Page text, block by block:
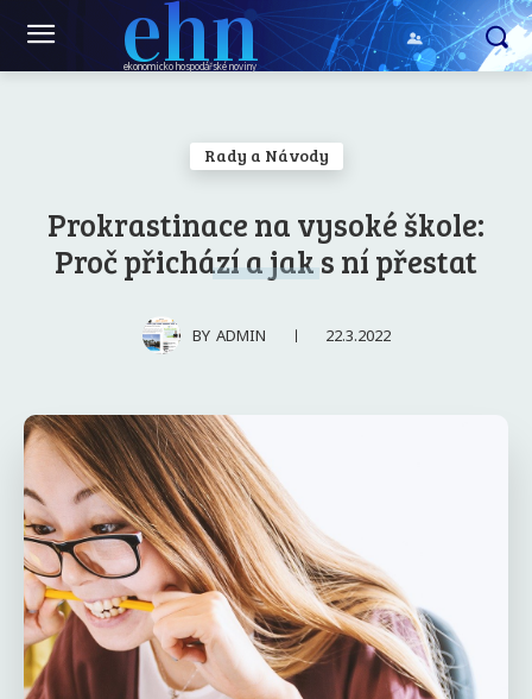
ehn
ekonomicko hospodářské noviny
Rady a Návody
Prokrastinace na vysoké škole:
Proč přichází a jak s ní přestat
BY ADMIN 22.3.2022